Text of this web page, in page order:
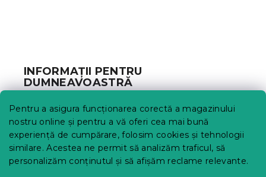
Pentru a asigura funcționarea corectă a magazinului
nostru online și pentru a vă oferi cea mai bună
experiență de cumpărare, folosim cookies și tehnologii
similare. Acestea ne permit să analizăm traficul, să
personalizăm conținutul și să afișăm reclame relevante.
o
INFORMAȚII PENTRU
DUMNEAVOASTRĂ
Urmărirea comenzii
Opțiuni de livrare
Metode de plată
Reclamații și retururi
Contact